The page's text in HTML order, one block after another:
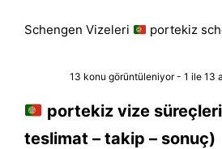
Schengen Vizeleri portekiz
13 konu görüntüleniyor - 1 ile 13
portekiz vize
teslimat – takip – sonuç)